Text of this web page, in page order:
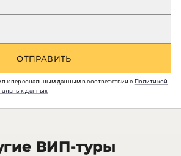
ОТПРАВИТЬ
к персональным данным в соответствии с Политикой
данных
ВИП-туры